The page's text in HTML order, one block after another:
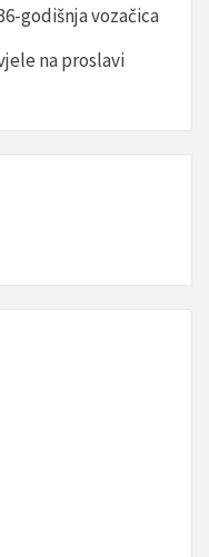
godišnja vozačica
na proslavi